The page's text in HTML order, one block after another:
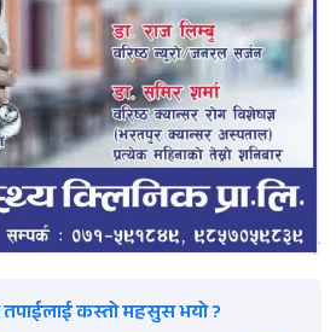
कस्तो महसुस भयो ?